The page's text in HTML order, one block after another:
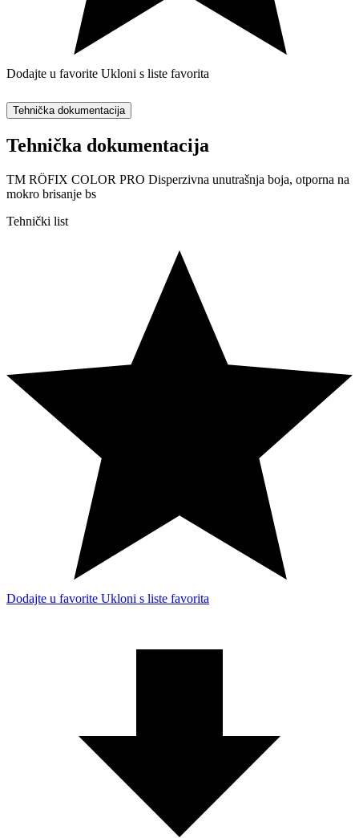
Dodajte u favorite Ukloni s liste favorita
Tehnička dokumentacija
Tehnička dokumentacija
TM RÖFIX COLOR PRO Disperzivna unutrašnja boja, otporna na
mokro brisanje bs
Tehnički list
Dodajte u favorite Ukloni s liste favorita